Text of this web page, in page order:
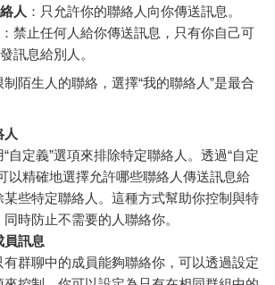
人 ：只允許你的聯絡人向你傳送訊息。
：禁止任何人給你傳送訊息，只有你自己可
訊息給別人。
陌生人的聯絡，選擇“我的聯絡人”是最合
人
自定義”選項來排除特定聯絡人。透過“自定
以精確地選擇允許哪些聯絡人傳送訊息給
某些特定聯絡人。這種方式幫助你控制與特
時防止不需要的人聯絡你。
員訊息
有群聊中的成員能夠聯絡你，可以透過設定